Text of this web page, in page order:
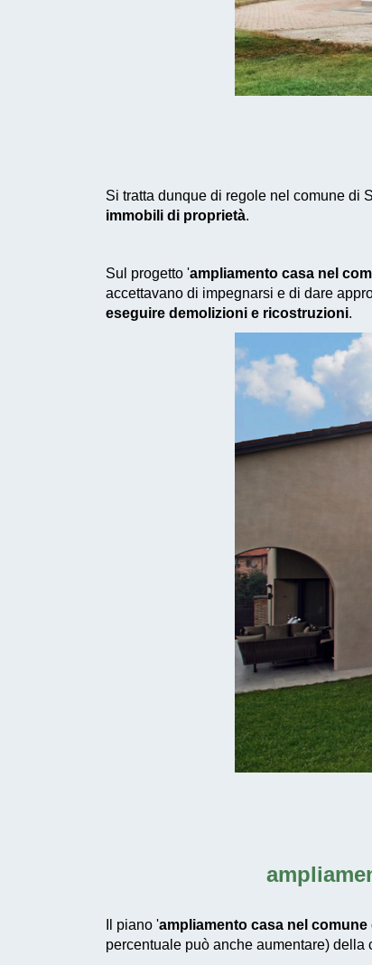
Si tratta dunque di regole nel comune di
immobili di proprietà.
Sul progetto 'ampliamento casa nel
accettavano di impegnarsi e di dare
eseguire demolizioni e ricostruzioni.
Il piano 'ampliamento casa nel
percentuale può anche aumentare)